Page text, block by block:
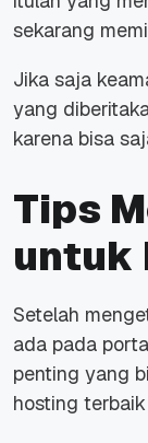
sekarang
Jika saja
yang
karena bisa
Tips
untuk
Setelah
ada pada
penting yang
hosting